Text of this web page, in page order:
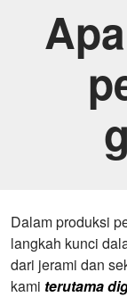
Dalam produksi
langkah kunci
dari jerami dan
kami terutama